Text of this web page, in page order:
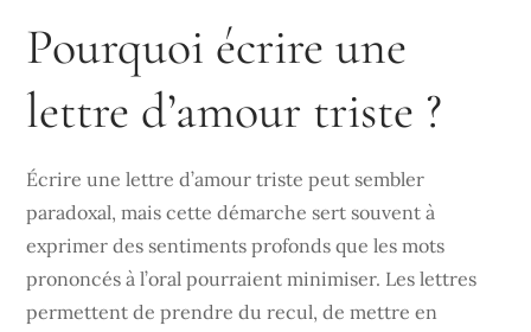
Pourquoi écrire une
lettre d’amour triste ?
Écrire une lettre d’amour triste peut sembler
paradoxal, mais cette démarche sert souvent à
exprimer des sentiments profonds que les mots
prononcés à l’oral pourraient minimiser. Les lettres
permettent de prendre du recul, de mettre en